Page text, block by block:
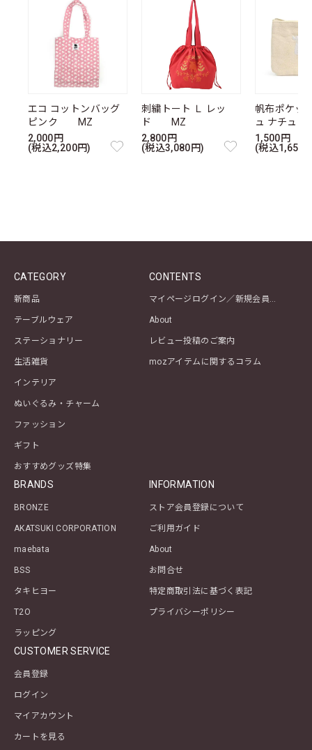
エコ コットンバッグ
ピンク MZ
2,000円
(税込2,200円)
刺繍トート Ｌ レッ
ド MZ
2,800円
(税込3,080円)
帆布ポケッ
ュ ナチュ
1,500円
(税込1,650
CATEGORY
新商品
テーブルウェア
ステーショナリー
生活雑貨
インテリア
ぬいぐるみ・チャーム
ファッション
ギフト
おすすめグッズ特集
CONTENTS
マイページログイン／新規会員登録
About
レビュー投稿のご案内
mozアイテムに関するコラム
BRANDS
BRONZE
AKATSUKI CORPORATION
maebata
BSS
タキヒヨー
T2O
ラッピング
INFORMATION
ストア会員登録について
ご利用ガイド
About
お問合せ
特定商取引法に基づく表記
プライバシーポリシー
CUSTOMER SERVICE
会員登録
ログイン
マイアカウント
カートを見る